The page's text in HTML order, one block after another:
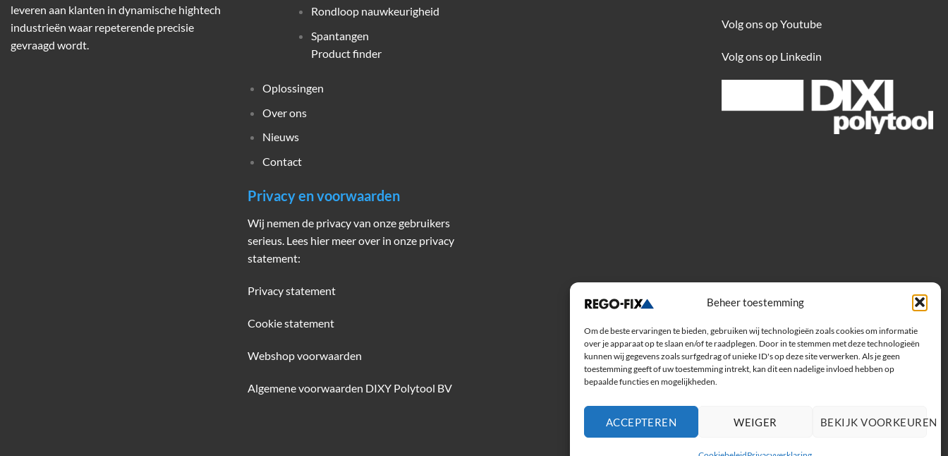
Beheer toestemming
Om de beste ervaringen te bieden, gebruiken wij technologieën zoals cookies om informatie
over je apparaat op te slaan en/of te raadplegen. Door in te stemmen met deze technologieën
kunnen wij gegevens zoals surfgedrag of unieke ID's op deze site verwerken. Als je geen
toestemming geeft of uw toestemming intrekt, kan dit een nadelige invloed hebben op
bepaalde functies en mogelijkheden.
ACCEPTEREN WEIGER BEKIJK VOORKEUREN
leveren aan klanten in dynamische hightech
industrieën waar repeterende precisie
gevraagd wordt.
Rondloop nauwkeurigheid
Spantangen
Product finder
Oplossingen
Over ons
Nieuws
Contact
Privacy en voorwaarden
Wij nemen de privacy van onze gebruikers
serieus. Lees hier meer over in onze privacy
statement:
Privacy statement
Cookie statement
Webshop voorwaarden
Algemene voorwaarden DIXY Polytool BV
Volg ons op Youtube
Volg ons op Linkedin